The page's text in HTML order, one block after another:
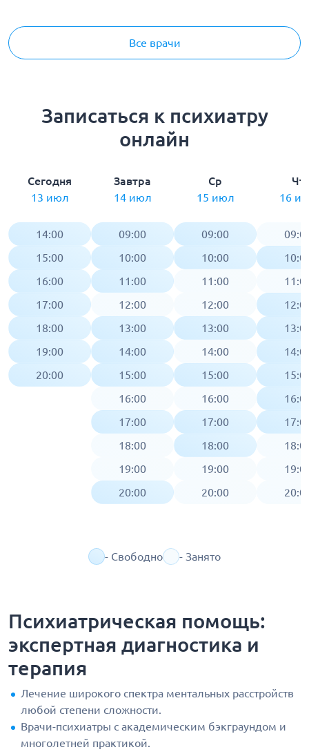
Все врачи
Записаться к психиатру
онлайн
Сегодня
13 июл
14:00
15:00
16:00
17:00
18:00
19:00
20:00
Завтра
14 июл
09:00
10:00
11:00
12:00
13:00
14:00
15:00
16:00
17:00
18:00
19:00
20:00
Ср
15 июл
09:00
10:00
11:00
12:00
13:00
14:00
15:00
16:00
17:00
18:00
19:00
20:00
Чт
16
- Свободно - Занято
Психиатрическая помощь:
экспертная диагностика и
терапия
Лечение широкого спектра ментальных расстройств
любой степени сложности.
Врачи-психиатры с академическим бэкграундом и
многолетней практикой.